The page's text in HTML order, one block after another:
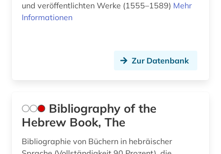
und veröffentlichten Werke (1555–1589) Mehr
Informationen
Zur Datenbank
Bibliography of the
Hebrew Book, The
Bibliographie von Büchern in hebräischer